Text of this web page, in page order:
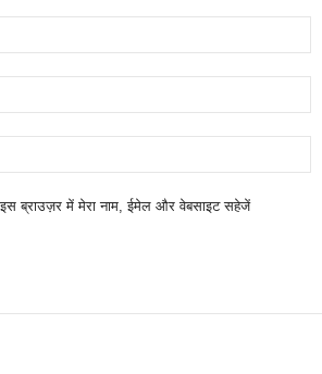
इस ब्राउज़र में मेरा नाम, ईमेल और वेबसाइट सहेजें